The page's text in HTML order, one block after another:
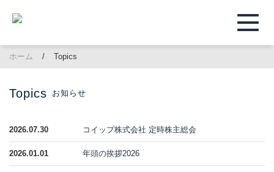
Toggle
ホーム Topics
Topics お知らせ
2026.07.30 コイップ株式会社 定時株主総会
2026.01.01 年頭の挨拶2026